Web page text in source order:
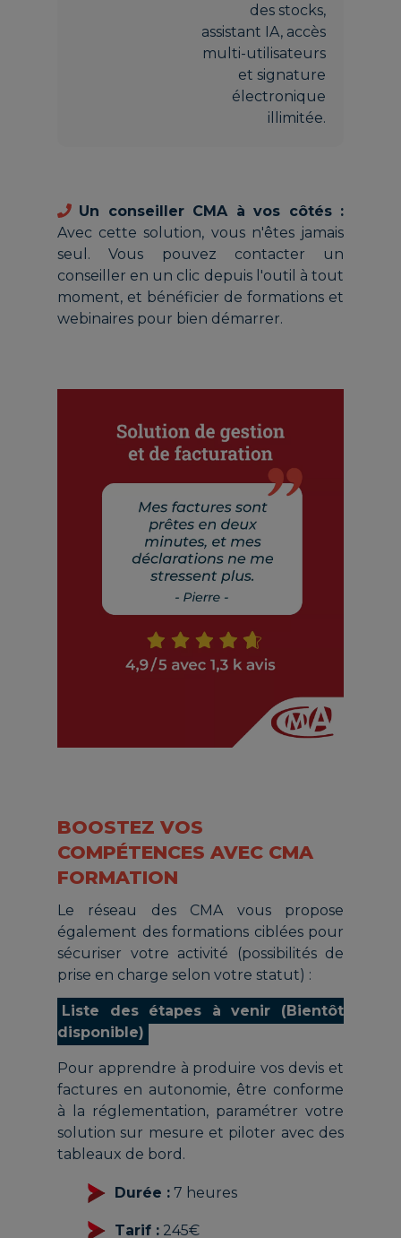
des stocks,
assistant IA, accès
multi-utilisateurs
et signature
électronique
illimitée.
Un conseiller CMA à vos côtés :
Avec cette solution, vous n'êtes jamais
seul. Vous pouvez contacter un
conseiller en un clic depuis l'outil à tout
moment, et bénéficier de formations et
webinaires pour bien démarrer.
BOOSTEZ VOS
COMPÉTENCES AVEC CMA
FORMATION
Le réseau des CMA vous propose
également des formations ciblées pour
sécuriser votre activité (possibilités de
prise en charge selon votre statut) :
Liste des étapes à venir (Bientôt
disponible)
Pour apprendre à produire vos devis et
factures en autonomie, être conforme
à la réglementation, paramétrer votre
solution sur mesure et piloter avec des
tableaux de bord.
Durée : 7 heures
Tarif : 245€